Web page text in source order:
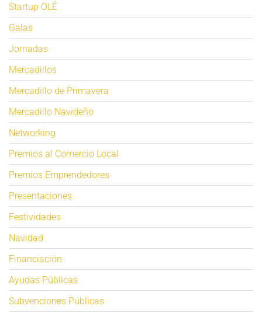
Startup OLÉ
Galas
Jornadas
Mercadillos
Mercadillo de Primavera
Mercadillo Navideño
Networking
Premios al Comercio Local
Premios Emprendedores
Presentaciones
Festividades
Navidad
Financiación
Ayudas Públicas
Subvenciones Públicas